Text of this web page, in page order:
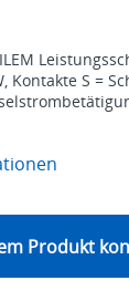
Kontakte S =
Produkt